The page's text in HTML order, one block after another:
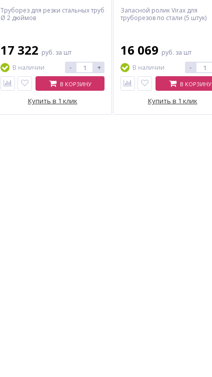
Труборез для резки стальных труб
Ø 2 дюймов
17 322 руб. за шт
В наличии
- +
В КОРЗИНУ
Купить в 1 клик
Запасной ролик Virax для
труборезов по стали (5 штук)
16 069 руб. за шт
В наличии
-
В КОРЗИНУ
Купить в 1 клик